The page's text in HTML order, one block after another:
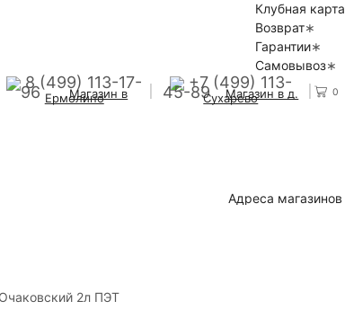
Клубная карта
Возврат
Гарантии
Самовывоз
8 (499) 113-17-
96 Магазин в
Ермолино
+7 (499) 113-
45-89 Магазин в д.
Сухарево 0
Адреса магазинов
2л ПЭТ